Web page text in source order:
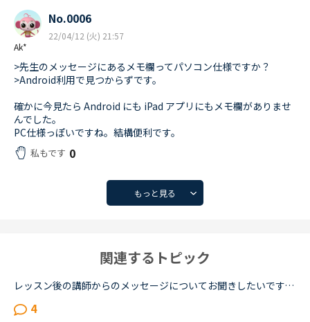
Ak*
No.0006
22/04/12 (火) 21:57
>先生のメッセージにあるメモ欄ってパソコン仕様ですか？
>Android利用で見つからずです。
確かに今見たら Android にも iPad アプリにもメモ欄がありませ
んでした。
PC仕様っぽいですね。結構便利です。
私もです 0
もっと見る
関連するトピック
レッスン後の講師からのメッセージについてお聞きしたいです。フィリピン以外の国(もちろん在宅)で、いつも定型文をコピペして送ってくる先生がいます。カウンセリングでお勧めされた先生で、何度か受講しました...
4